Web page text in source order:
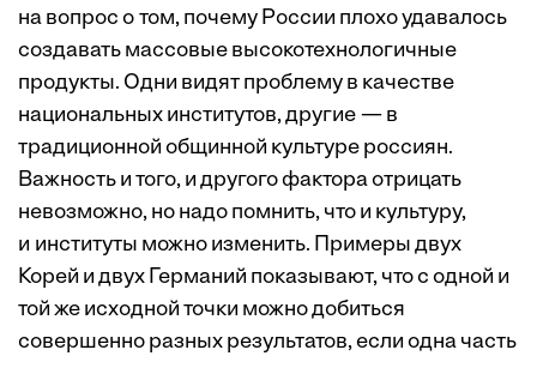
на вопрос о том, почему России плохо удавалось
создавать массовые высокотехнологичные
продукты. Одни видят проблему в качестве
национальных институтов, другие — в
традиционной общинной культуре россиян.
Важность и того, и другого фактора отрицать
невозможно, но надо помнить, что и культуру,
и институты можно изменить. Примеры двух
Корей и двух Германий показывают, что с одной и
той же исходной точки можно добиться
совершенно разных результатов, если одна часть